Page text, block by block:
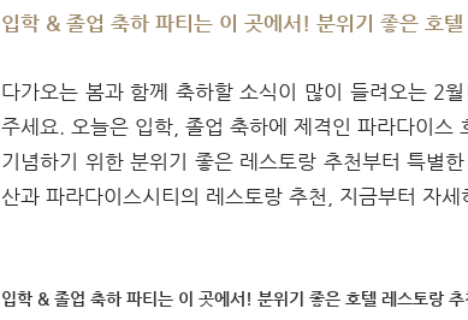
입학 & 졸업 축하 파티는 이 곳에서! 분위기 좋은 호텔
다가오는 봄과 함께 축하할 소식이 많이 들려오는 2
주세요. 오늘은 입학, 졸업 축하에 제격인 파라다이스
기념하기 위한 분위기 좋은 레스토랑 추천부터 특별
산과 파라다이스시티의 레스토랑 추천, 지금부터 자세
입학 & 졸업 축하 파티는 이 곳에서! 분위기 좋은 호텔 레스토랑 추